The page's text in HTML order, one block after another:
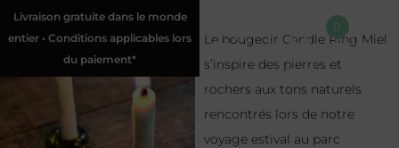
Livraison gratuite dans le monde
entier • Conditions applicables lors
du paiement*
0
Le bougeoir Candle Ring Miel
s’inspire des pierres et
rochers aux tons naturels
rencontrés lors de notre
voyage estival au parc